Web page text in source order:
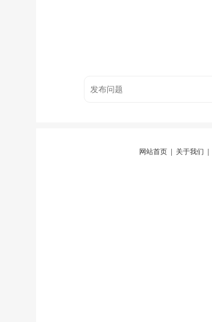
网站首页| 关于我们